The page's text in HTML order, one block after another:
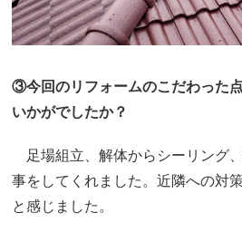
③今回のリフォームのこだわった
いかがでしたか？
足場組立、解体からシーリング
事をしてくれました。近隣への対
と感じました。